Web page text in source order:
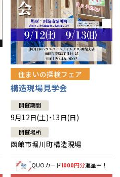
住まいの探検フェア
構造現場見学会
開催期間
9月12日(土)・13日(日)
開催場所
函館市堀川町構造現場
QUOカード1000円分進呈中！